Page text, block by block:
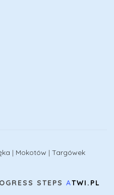
| Mokotów | Targówek
STEPS ATWI.PL